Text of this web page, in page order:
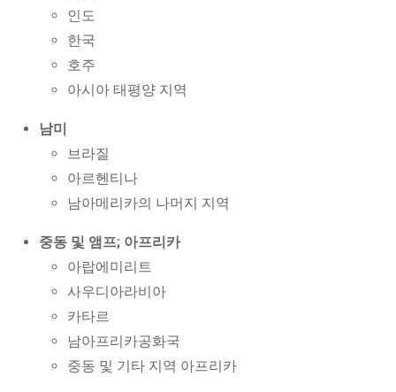
인도
한국
호주
아시아 태평양 지역
남미
브라질
아르헨티나
남아메리카의 나머지 지역
중동 및 앰프; 아프리카
아랍에미리트
사우디아라비아
카타르
남아프리카공화국
중동 및 기타 지역 아프리카